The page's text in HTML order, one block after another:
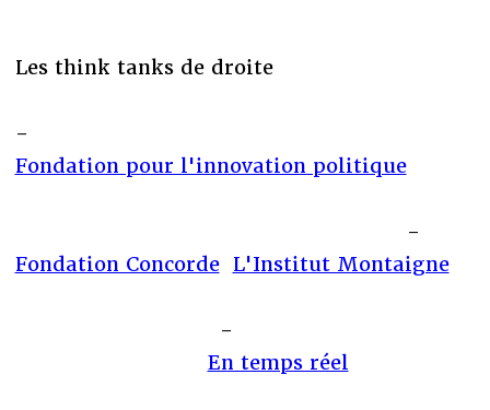
Les think tanks de droite
-
Fondation pour l'innovation politique
-
Fondation Concorde
-
L'Institut Montaigne
En temps réel